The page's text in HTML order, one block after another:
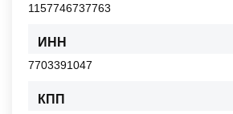
1157746737763
ИНН
7703391047
КПП